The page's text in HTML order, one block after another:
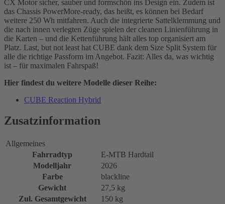
CX Motor sicher, sauber und formschön ins Design ein. Zudem ist
das Chassis PowerMore-ready, das heißt, es können bei Bedarf
weitere 250 Wh mitfahren. Auch die integrierte Sattelklemmung und
die nach innen verlegten Züge spielen der cleanen Linienführung in
die Karten – und die Kettenführung hält alles top organisiert am
Platz. Last, but not least hat CUBE dank dem Size Split System für
alle die richtige Passform im Angebot. Fazit: Alles da, was wichtig
ist – für maximalen Fahrspaß!
Hier findest du weitere Modelle dieser Reihe:
CUBE Reaction Hybrid
Zusatzinformation
Allgemeines
Fahrradtyp
E-MTB Hardtail
Modelljahr
2026
Farbe
blackline
Gewicht
27,5 kg
Zul. Gesamtgewicht
150 kg